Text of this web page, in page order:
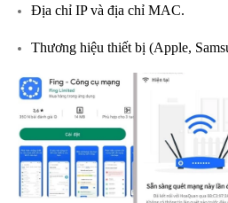
Địa chỉ IP và địa chỉ MAC.
Thương hiệu thiết bị (Apple,